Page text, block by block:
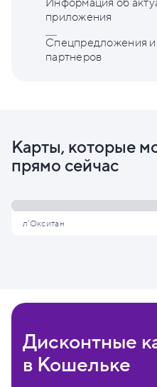
приложения
Спецпредложения
партнеров
Карты, которые
прямо сейчас
л'Окситан
Дисконтные
в Кошельке